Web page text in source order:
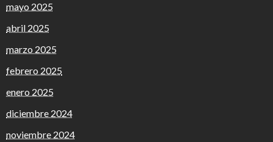
mayo 2025
abril 2025
marzo 2025
febrero 2025
enero 2025
diciembre 2024
noviembre 2024